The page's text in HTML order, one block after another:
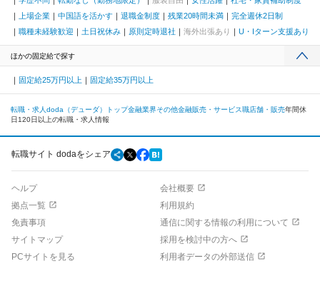
上場企業
中国語を活かす 退職金制度 残業20時間未満
完全週休2日制
職種未経験歓迎
土日祝休み 原則定時退社 海外出張あり U・Iターン支援あり
ほかの固定給で探す
固定給25万円以上 固定給35万円以上
転職・求人doda（デューダ）トップ金融業界その他金融販売・サービス職店舗・販売年間休
日120日以上の転職・求人情報
転職サイト dodaをシェア
ヘルプ
会社概要
拠点一覧
利用規約
免責事項
通信に関する情報の利用について
サイトマップ
採用を検討中の方へ
PCサイトを見る
利用者データの外部送信